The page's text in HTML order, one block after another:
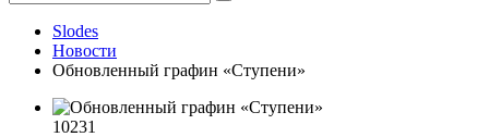
Slodes
Новости
Обновленный графин «Ступени»
10231